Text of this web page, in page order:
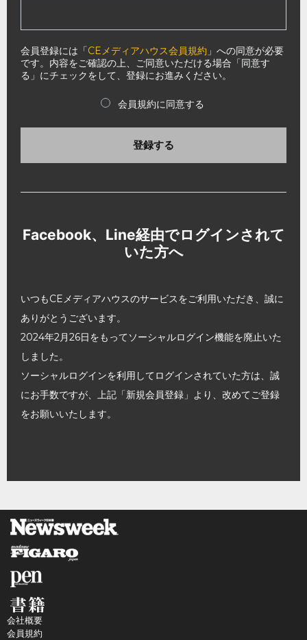
会員登録には「CEメディアハウス会員規約 」への同意が必要
です。内容をご確認の上、ご同意いただける場合「同意す
る」にチェックをして、登録にお進みください。
会員規約に同意する
登録する
Facebook、Line経由でログインされて
いた方へ
いつもCEメディアハウスのサービスをご利用いただき、誠に
ありがとうございます。
2024年2月26日をもってソーシャルログイン機能を廃止いた
しました。
ソーシャルログインを利用してログインされていた方は、誠
にお手数ですが、上記「新規会員登録」より、改めてご登録
をお願いいたします。
会社概要
会員規約